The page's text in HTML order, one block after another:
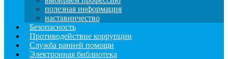
полезная информация
наставничество
Безопасность
Противодействие коррупции
Служба ранней помощи
Электронная библиотека